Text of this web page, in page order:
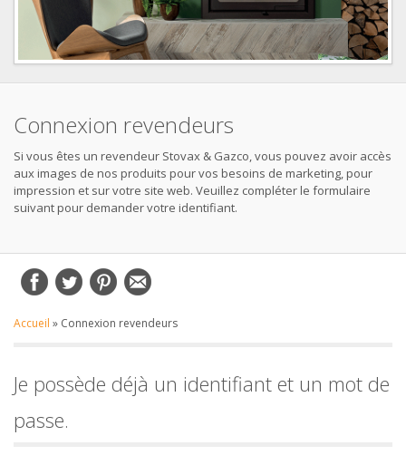
Connexion revendeurs
Si vous êtes un revendeur Stovax & Gazco, vous pouvez avoir accès
aux images de nos produits pour vos besoins de marketing, pour
impression et sur votre site web. Veuillez compléter le formulaire
suivant pour demander votre identifiant.
Accueil » Connexion revendeurs
Je possède déjà un identifiant et un mot de
passe.